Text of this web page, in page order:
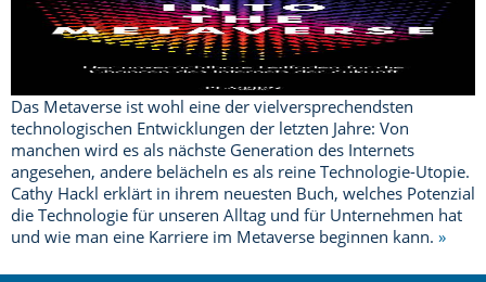
Das Metaverse ist wohl eine der vielversprechendsten
technologischen Entwicklungen der letzten Jahre: Von
manchen wird es als nächste Generation des Internets
angesehen, andere belächeln es als reine Technologie-Utopie.
Cathy Hackl erklärt in ihrem neuesten Buch, welches Potenzial
die Technologie für unseren Alltag und für Unternehmen hat
und wie man eine Karriere im Metaverse beginnen kann. »